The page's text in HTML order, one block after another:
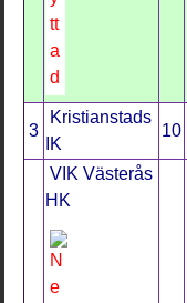
3
Kristianstads
IK
10
VIK Västerås
HK